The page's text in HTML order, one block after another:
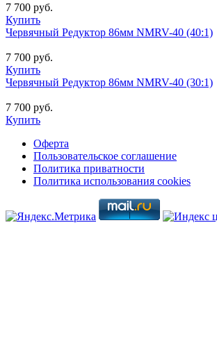
7 700 руб.
Купить
Червячный Редуктор 86мм NMRV-40 (40:1)
7 700 руб.
Купить
Червячный Редуктор 86мм NMRV-40 (30:1)
7 700 руб.
Купить
Оферта
Пользовательское соглашение
Политика приватности
Политика использования cookies